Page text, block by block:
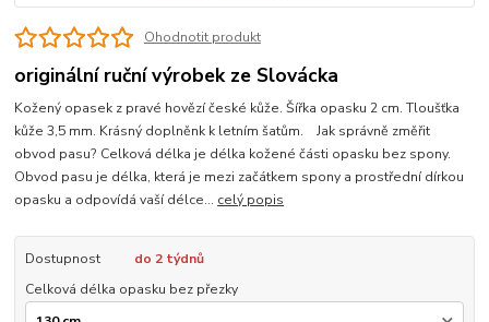
Ohodnotit produkt
originální ruční výrobek ze Slovácka
Kožený opasek z pravé hovězí české kůže. Šířka opasku 2 cm. Tloušťka
kůže 3,5 mm. Krásný doplněnk k letním šatům. Jak správně změřit
obvod pasu? Celková délka je délka kožené části opasku bez spony.
Obvod pasu je délka, která je mezi začátkem spony a prostřední dírkou
opasku a odpovídá vaší délce... celý popis
Dostupnost
do 2 týdnů
Celková délka opasku bez přezky